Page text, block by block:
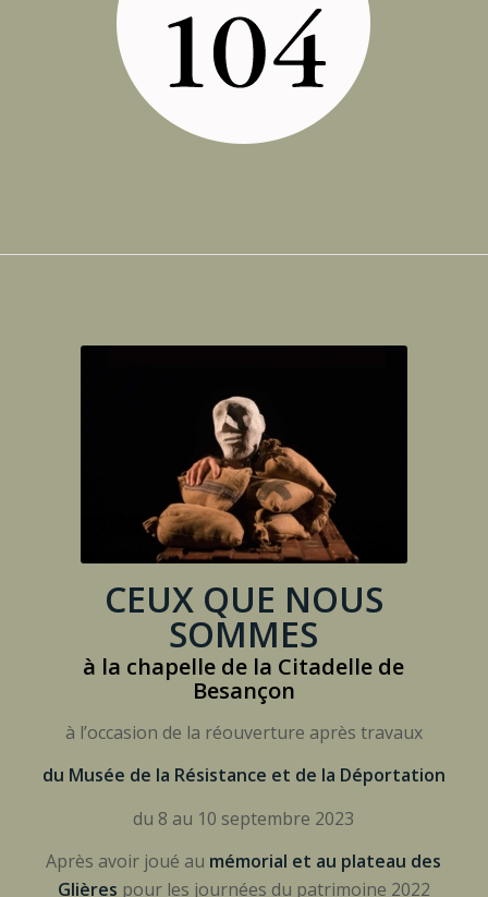
CEUX QUE NOUS
SOMMES
à la chapelle de la Citadelle de
Besançon
à l’occasion de la réouverture après travaux
du Musée de la Résistance et de la Déportation
du 8 au 10 septembre 2023
Après avoir joué au mémorial et au plateau des
Glières pour les journées du patrimoine 2022